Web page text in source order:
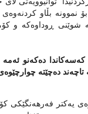
نموونه‌ بڵاو
شوێنی ڕوداوه‌که‌ و
دەكەنو ئەمە
دەچێتە
فه‌رهه‌نگێکی